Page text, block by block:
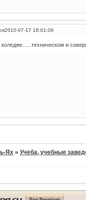
2010-07-17 18:01:06
коледже......техническом и
Ях »Учеба, учебные